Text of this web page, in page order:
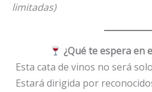
limitadas)
¿Qué te espera en
Esta cata de vinos no será
Estará dirigida por